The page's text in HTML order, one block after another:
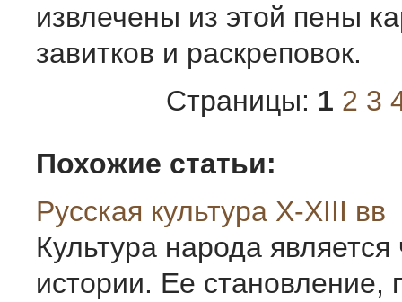
извлечены из этой пены
завитков и раскреповок.
Страницы: 1 2 3
Похожие статьи:
Русская культура X-XIII вв
Культура народа является
истории. Ее